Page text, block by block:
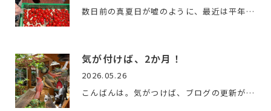
数日前の真夏日が嘘のように、最近は平年より気温の低い肌寒い…
気が付けば、2か月！
2026.05.26
こんばんは。気がつけば、ブログの更新が2か月ぶりになってしま…